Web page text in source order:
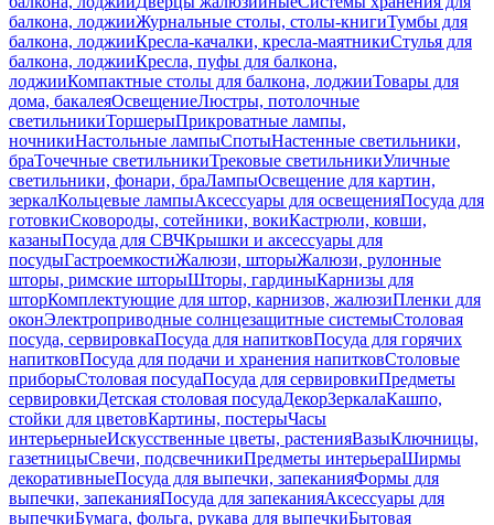
балкона, лоджииЖурнальные столы, столы-книгиТумбы для
балкона, лоджииКресла-качалки, кресла-маятникиСтулья для
балкона, лоджииКресла, пуфы для балкона,
лоджииКомпактные столы для балкона, лоджииТовары для
дома, бакалеяОсвещениеЛюстры, потолочные
светильникиТоршерыПрикроватные лампы,
ночникиНастольные лампыСпотыНастенные светильники,
браТочечные светильникиТрековые светильникиУличные
светильники, фонари, браЛампыОсвещение для картин,
зеркалКольцевые лампыАксессуары для освещенияПосуда для
готовкиСковороды, сотейники, вокиКастрюли, ковши,
казаныПосуда для СВЧКрышки и аксессуары для
посудыГастроемкостиЖалюзи, шторыЖалюзи, рулонные
шторы, римские шторыШторы, гардиныКарнизы для
шторКомплектующие для штор, карнизов, жалюзиПленки для
оконЭлектроприводные солнцезащитные системыСтоловая
посуда, сервировкаПосуда для напитковПосуда для горячих
напитковПосуда для подачи и хранения напитковСтоловые
приборыСтоловая посудаПосуда для сервировкиПредметы
сервировкиДетская столовая посудаДекорЗеркалаКашпо,
стойки для цветовКартины, постерыЧасы
интерьерныеИскусственные цветы, растенияВазыКлючницы,
газетницыСвечи, подсвечникиПредметы интерьераШирмы
декоративныеПосуда для выпечки, запеканияФормы для
выпечки, запеканияПосуда для запеканияАксессуары для
выпечкиБумага, фольга, рукава для выпечкиБытовая